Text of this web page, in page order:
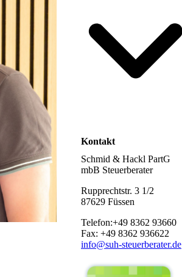
Kontakt
Schmid & Hackl PartG
mbB Steuerberater
Rupprechtstr. 3 1/2
87629 Füssen
Telefon:+49 8362 93660
Fax: +49 8362 936622
info@suh-steuerberater.de